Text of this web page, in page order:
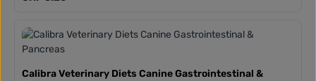
Calibra Veterinary Diets Canine Gastrointestinal &